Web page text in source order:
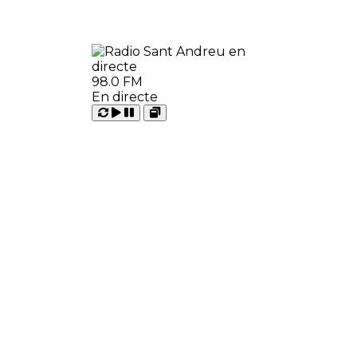
98.0 FM
En directe
Carregant
Reproduir
Pausar
Open